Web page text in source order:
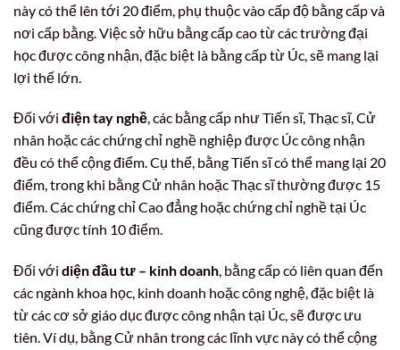
này có thể lên tới 20 điểm, phụ thuộc vào cấp độ bằng cấp và
nơi cấp bằng. Việc sở hữu bằng cấp cao từ các trường đại
học được công nhận, đặc biệt là bằng cấp từ Úc, sẽ mang lại
lợi thế lớn.
Đối với điện tay nghề, các bằng cấp như Tiến sĩ, Thạc sĩ, Cử
nhân hoặc các chứng chỉ nghề nghiệp được Úc công nhận
đều có thể cộng điểm. Cụ thể, bằng Tiến sĩ có thể mang lại 20
điểm, trong khi bằng Cử nhân hoặc Thạc sĩ thường được 15
điểm. Các chứng chỉ Cao đẳng hoặc chứng chỉ nghề tại Úc
cũng được tính 10 điểm.
Đối với diện đầu tư – kinh doanh, bằng cấp có liên quan đến
các ngành khoa học, kinh doanh hoặc công nghệ, đặc biệt là
từ các cơ sở giáo dục được công nhận tại Úc, sẽ được ưu
tiên. Ví dụ, bằng Cử nhân trong các lĩnh vực này có thể cộng